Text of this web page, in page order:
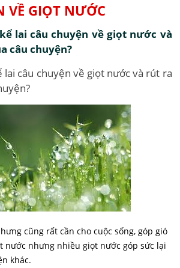
VỀ GIỌT NƯỚC
lai câu chuyện về giọt nước và
câu chuyện?
lai câu chuyện về giọt nước và rút ra
cũng rất cần cho cuộc sống, góp gió
nước nhưng nhiều giọt nước góp sức lại
khác.